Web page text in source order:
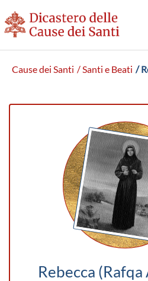
Cause dei Santi / Santi e Beati /
Rebecca (Rafqa